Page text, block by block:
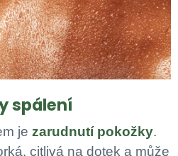
spálení
je zarudnutí pokožky.
citlivá na dotek a může